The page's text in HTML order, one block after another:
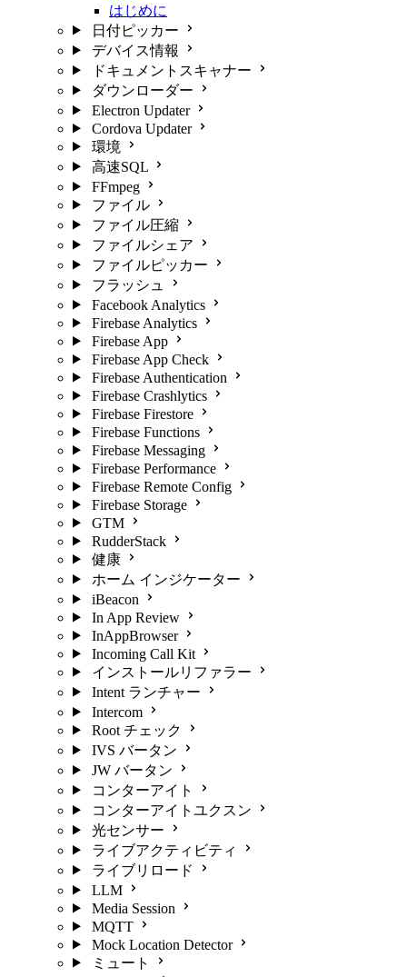
はじめに
日付ピッカー
デバイス情報
ドキュメントスキャナー
ダウンローダー
Electron Updater
Cordova Updater
環境
高速SQL
FFmpeg
ファイル
ファイル圧縮
ファイルシェア
ファイルピッカー
フラッシュ
Facebook Analytics
Firebase Analytics
Firebase App
Firebase App Check
Firebase Authentication
Firebase Crashlytics
Firebase Firestore
Firebase Functions
Firebase Messaging
Firebase Performance
Firebase Remote Config
Firebase Storage
GTM
RudderStack
健康
ホーム インジケーター
iBeacon
In App Review
InAppBrowser
Incoming Call Kit
インストールリファラー
Intent ランチャー
Intercom
Root チェック
IVS バータン
JW バータン
コンターアイト
コンターアイトユクスン
光センサー
ライブアクティビティ
ライブリロード
LLM
Media Session
MQTT
Mock Location Detector
ミュート